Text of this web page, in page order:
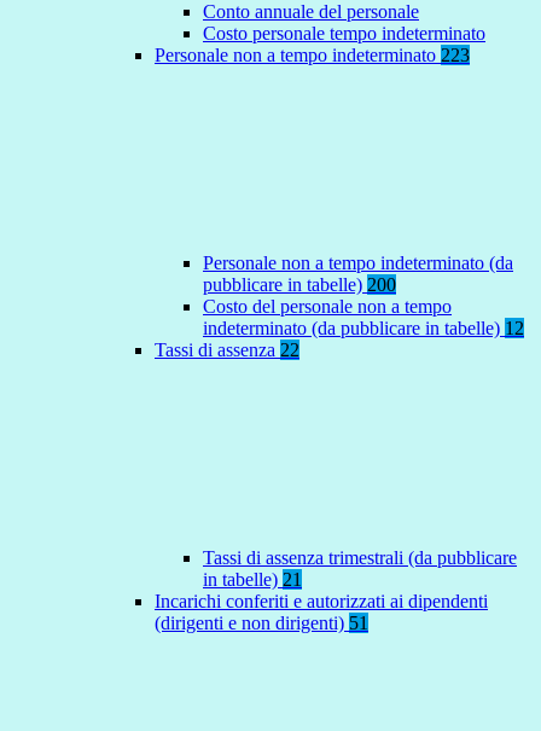
Conto annuale del personale
Costo personale tempo indeterminato
Personale non a tempo indeterminato 223
Personale non a tempo indeterminato (da
pubblicare in tabelle) 200
Costo del personale non a tempo
indeterminato (da pubblicare in tabelle) 12
Tassi di assenza 22
Tassi di assenza trimestrali (da pubblicare
in tabelle) 21
Incarichi conferiti e autorizzati ai dipendenti
(dirigenti e non dirigenti) 51